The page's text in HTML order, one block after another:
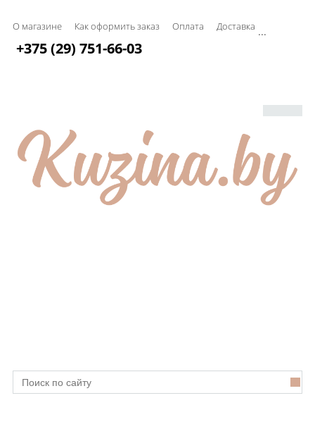
О магазине Как оформить заказ Оплата Доставка ...
+375 (29) 751-66-03